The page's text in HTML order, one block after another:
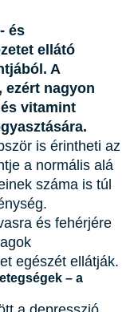
és
ellátó
A
ezért nagyon
vitamint
is érintheti az
a normális alá
száma is túl
és fehérjére
egészét ellátják.
– a